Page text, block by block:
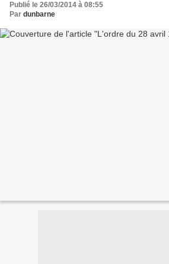
Publié le 26/03/2014 à 08:55
Par dunbarne